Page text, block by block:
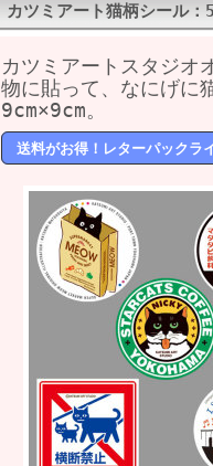
カツミアート猫柄シール
カツミアートスタジオ
物に貼って、なにげに
9cm×9cm。
送料がお得！レターパックラ